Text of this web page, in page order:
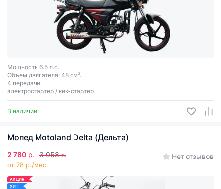
Мощность 6.5 л.с.
Объем двигателя: 48 см³.
4 передачи,
электростартер / кик-стартер
В наличии
Мопед Motoland Delta (Дельта)
2 780 р. 3 058 р.
от 78 р./мес.
Нет отзывов
АКЦИЯ
ХИТ